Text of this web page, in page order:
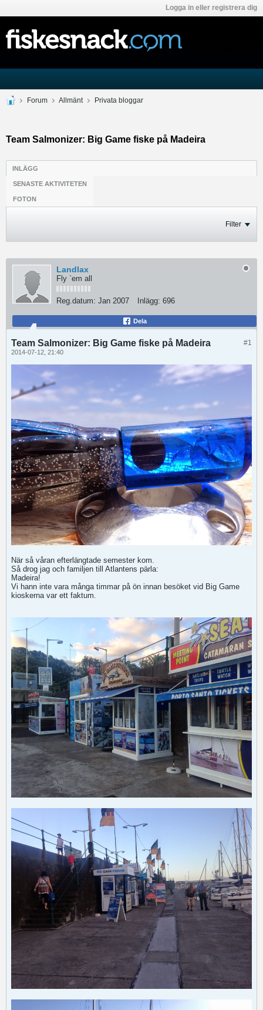
Logga in eller registrera dig
Forum Allmänt Privata bloggar
Team Salmonizer: Big Game fiske på Madeira
INLÄGG
SENASTE AKTIVITETEN
FOTON
Filter
Landlax
Fly `em all
Reg.datum: Jan 2007 Inlägg: 696
Dela
#1
Team Salmonizer: Big Game fiske på Madeira
2014-07-12, 21:40
När så våran efterlängtade semester kom.
Så drog jag och familjen till Atlantens pärla:
Madeira!
Vi hann inte vara många timmar på ön innan besöket vid Big Game
kioskerna var ett faktum.